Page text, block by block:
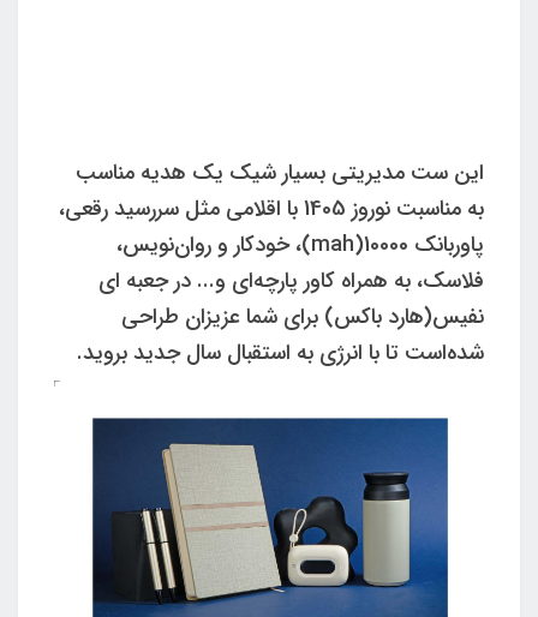
این ست مدیریتی بسیار شیک یک هدیه مناسب
به مناسبت نوروز 1405 با اقلامی مثل سررسید رقعی،
پاوربانک 10000(mah)، خودکار و روان‌نویس،
فلاسک، به همراه کاور پارچه‌ای و... در جعبه ای
نفیس(هارد باکس) برای شما عزیزان طراحی
شده‌است تا با انرژی به استقبال سال جدید بروید.